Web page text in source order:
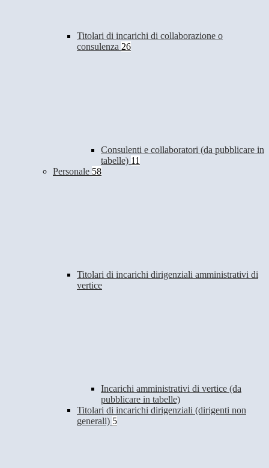
Titolari di incarichi di collaborazione o
consulenza 26
Consulenti e collaboratori (da pubblicare in
tabelle) 11
Personale 58
Titolari di incarichi dirigenziali amministrativi di
vertice
Incarichi amministrativi di vertice (da
pubblicare in tabelle)
Titolari di incarichi dirigenziali (dirigenti non
generali) 5